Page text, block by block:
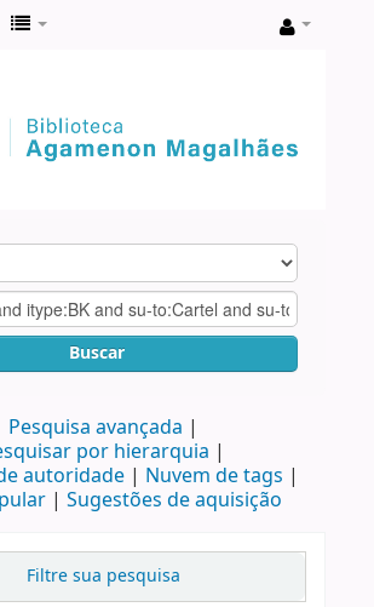
Buscar
Pesquisa avançada
por hierarquia
autoridade
Nuvem de tags
Sugestões de aquisição
Filtre sua pesquisa